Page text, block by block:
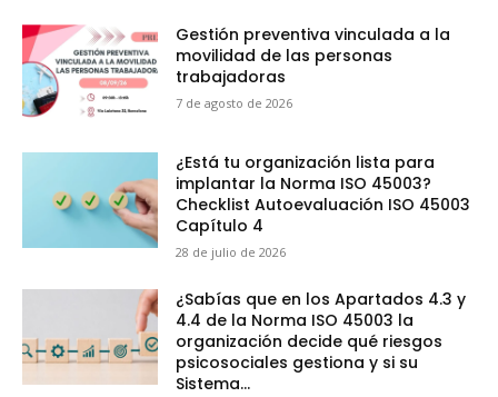
Gestión preventiva vinculada a la
movilidad de las personas
trabajadoras
7 de agosto de 2026
¿Está tu organización lista para
implantar la Norma ISO 45003?
Checklist Autoevaluación ISO 45003
Capítulo 4
28 de julio de 2026
¿Sabías que en los Apartados 4.3 y
4.4 de la Norma ISO 45003 la
organización decide qué riesgos
psicosociales gestiona y si su
Sistema...